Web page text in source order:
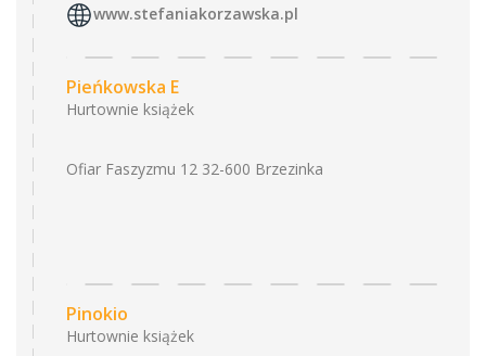
www.stefaniakorzawska.pl
Pieńkowska E
Hurtownie książek
Ofiar Faszyzmu 12 32-600 Brzezinka
Pinokio
Hurtownie książek